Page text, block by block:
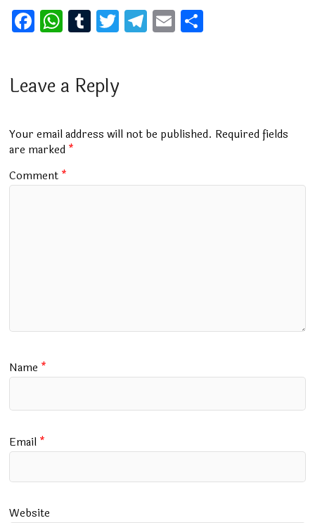
F
a
b
o
k
W
h
s
p
p
T
u
bl
T
wi
er
T
el
m
E
m
Leave a Reply
Your email address will not be published. Required fields
are marked *
Comment *
Name *
Email *
Website